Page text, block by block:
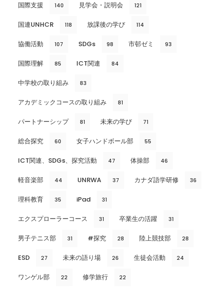
国際支援 140 見学会・説明会 121
国連UNHCR 118 放課後の学び 114
協働活動 107 SDGs 98 市邨ゼミ 93
国際理解 85 ICT関連 84
中学校の取り組み 83
アカデミックコースの取り組み 81
パートナーシップ 81 未来の学び 71
総合探究 60 女子ハンドボール部 55
ICT関連、SDGs、探究活動 47 体操部 46
軽音楽部 44 UNRWA 37 カナダ語学研修 36
理科教育 35 iPad 31
エクスプローラーコース 31 卒業生の活躍 31
男子テニス部 31 #探究 28 陸上競技部 28
ESD 27 未来の語り場 26 生徒会活動 24
ワンゲル部 22 修学旅行 22